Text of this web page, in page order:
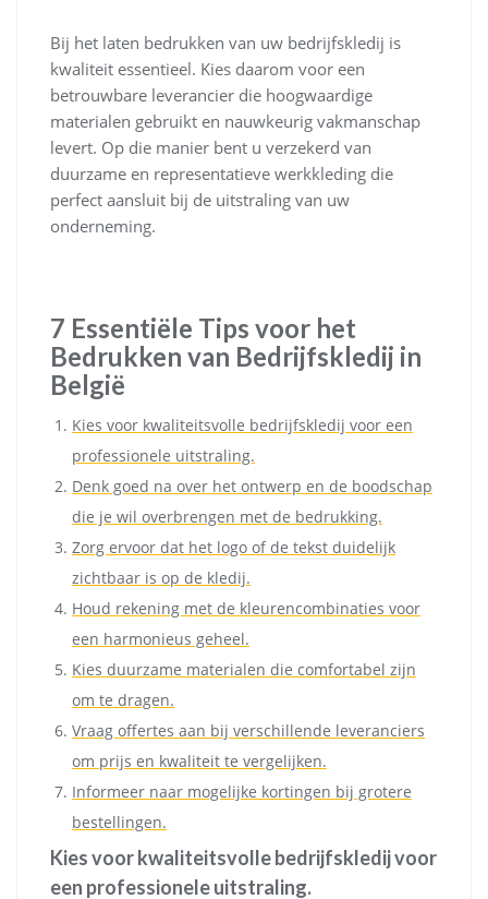
Bij het laten bedrukken van uw bedrijfskledij is
kwaliteit essentieel. Kies daarom voor een
betrouwbare leverancier die hoogwaardige
materialen gebruikt en nauwkeurig vakmanschap
levert. Op die manier bent u verzekerd van
duurzame en representatieve werkkleding die
perfect aansluit bij de uitstraling van uw
onderneming.
7 Essentiële Tips voor het
Bedrukken van Bedrijfskledij in
België
Kies voor kwaliteitsvolle bedrijfskledij voor een
professionele uitstraling.
Denk goed na over het ontwerp en de boodschap
die je wil overbrengen met de bedrukking.
Zorg ervoor dat het logo of de tekst duidelijk
zichtbaar is op de kledij.
Houd rekening met de kleurencombinaties voor
een harmonieus geheel.
Kies duurzame materialen die comfortabel zijn
om te dragen.
Vraag offertes aan bij verschillende leveranciers
om prijs en kwaliteit te vergelijken.
Informeer naar mogelijke kortingen bij grotere
bestellingen.
Kies voor kwaliteitsvolle bedrijfskledij voor
een professionele uitstraling.